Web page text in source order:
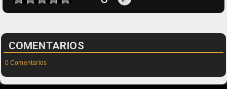
COMENTARIOS
0 Comentarios